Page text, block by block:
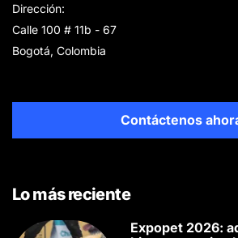
Dirección:
Calle 100 # 11b - 67
Bogotá, Colombia
Contáctenos
Lo más reciente
Expopet 2026: